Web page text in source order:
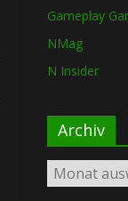
Gameplay
NMag
N Insider
Archiv
Archiv